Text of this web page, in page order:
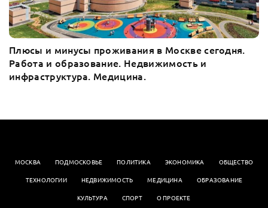
Плюсы и минусы проживания в Москве сегодня.
Работа и образование. Недвижимость и
инфраструктура. Медицина.
МОСКВА ПОДМОСКОВЬЕ ПОЛИТИКА ЭКОНОМИКА
OБЩЕСТВО
ТЕХНОЛОГИИ
НЕДВИЖИМОСТЬ МЕДИЦИНА
ОБРАЗОВАНИЕ
КУЛЬТУРА
СПОРТ О ПРОЕКТЕ